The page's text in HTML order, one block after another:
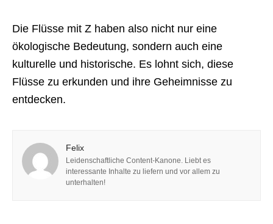
Die Flüsse mit Z haben also nicht nur eine
ökologische Bedeutung, sondern auch eine
kulturelle und historische. Es lohnt sich, diese
Flüsse zu erkunden und ihre Geheimnisse zu
entdecken.
Felix
Leidenschaftliche Content-Kanone. Liebt es
interessante Inhalte zu liefern und vor allem zu
unterhalten!